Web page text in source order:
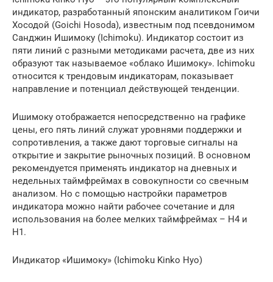
индикатор, разработанный японским аналитиком Гоичи
Хосодой (Goichi Hosoda), известным под псевдонимом
Санджин Ишимоку (Ichimoku). Индикатор состоит из
пяти линий с разными методиками расчета, две из них
образуют так называемое «облако Ишимоку». Ichimoku
относится к трендовым индикаторам, показывает
направление и потенциал действующей тенденции.
Ишимоку отображается непосредственно на графике
цены, его пять линий служат уровнями поддержки и
сопротивления, а также дают торговые сигналы на
открытие и закрытие рыночных позиций. В основном
рекомендуется применять индикатор на дневных и
недельных таймфреймах в совокупности со свечным
анализом. Но с помощью настройки параметров
индикатора можно найти рабочее сочетание и для
использования на более мелких таймфреймах – H4 и
H1.
Индикатор «Ишимоку» (Ichimoku Kinko Hyo)